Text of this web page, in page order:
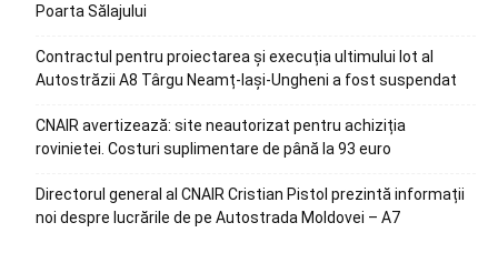
Poarta Sălajului
Contractul pentru proiectarea și execuția ultimului lot al
Autostrăzii A8 Târgu Neamț-Iași-Ungheni a fost suspendat
CNAIR avertizează: site neautorizat pentru achiziția
rovinietei. Costuri suplimentare de până la 93 euro
Directorul general al CNAIR Cristian Pistol prezintă informații
noi despre lucrările de pe Autostrada Moldovei – A7